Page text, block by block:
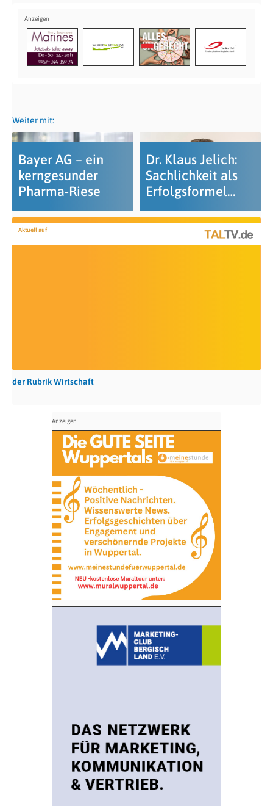
Weiter mit:
Bayer AG – ein
kerngesunder
Pharma-Riese
Dr. Klaus Jelich:
Sachlichkeit als
Erfolgsformel…
Aktuell auf
der Rubrik Wirtschaft